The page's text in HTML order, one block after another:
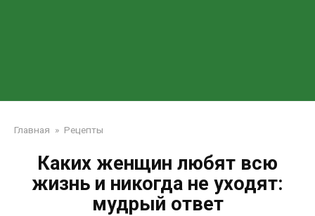
Главная » Рецепты
Каких женщин любят всю
жизнь и никогда не уходят:
мудрый ответ